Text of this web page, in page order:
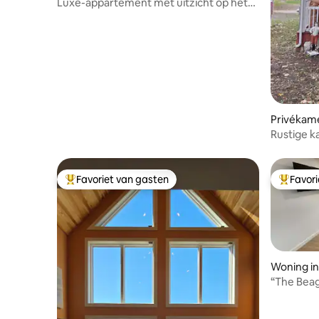
Luxe-appartement met uitzicht op het
Rustige
Topfavoriet van gasten
Favoriet van gasten
Woning
“The